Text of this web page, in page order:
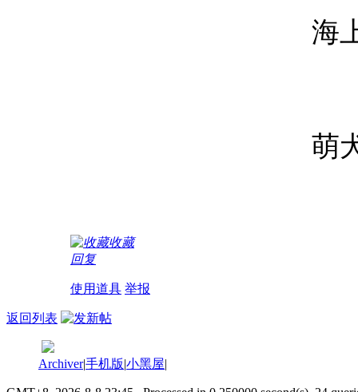
海
萌
收藏
回复
使用道具 举报
返回列表
Archiver|手机版|小黑屋|